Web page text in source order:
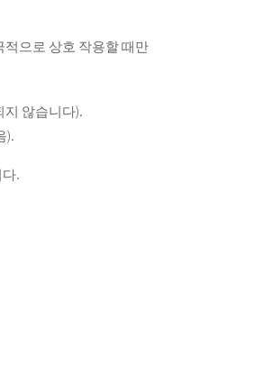
으로 상호 작용할 때만
않습니다).
).
.